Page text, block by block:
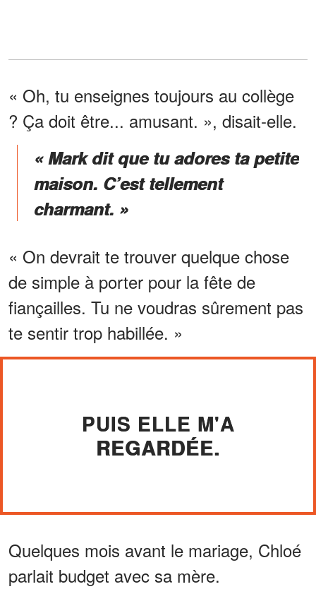
« Oh, tu enseignes toujours au collège
? Ça doit être... amusant. », disait-elle.
« Mark dit que tu adores ta petite
maison. C’est tellement
charmant. »
« On devrait te trouver quelque chose
de simple à porter pour la fête de
fiançailles. Tu ne voudras sûrement pas
te sentir trop habillée. »
PUIS ELLE M'A
REGARDÉE.
Quelques mois avant le mariage, Chloé
parlait budget avec sa mère.